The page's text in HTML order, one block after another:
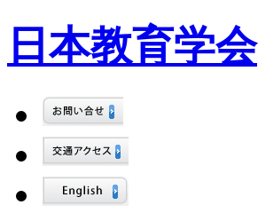
日本教育学会